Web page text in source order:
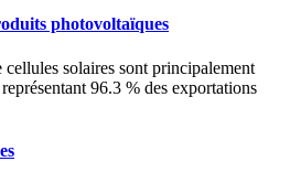
photovoltaïques
solaires sont principalement
96.3 % des exportations